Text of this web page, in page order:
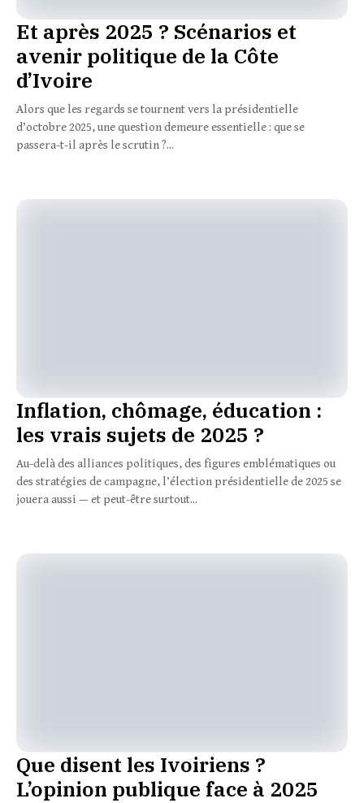
Et après 2025 ? Scénarios et
avenir politique de la Côte
d’Ivoire
Alors que les regards se tournent vers la présidentielle
d’octobre 2025, une question demeure essentielle : que se
passera-t-il après le scrutin ?...
Inflation, chômage, éducation :
les vrais sujets de 2025 ?
Au-delà des alliances politiques, des figures emblématiques ou
des stratégies de campagne, l’élection présidentielle de 2025 se
jouera aussi — et peut-être surtout...
Que disent les Ivoiriens ?
L’opinion publique face à 2025